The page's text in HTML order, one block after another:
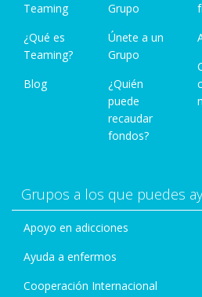
Teaming
¿Qué es
Teaming?
Blog
Grupo
Únete a un
Grupo
¿Quién
puede
recaudar
fondos?
Grupos a los que puedes
Apoyo en adicciones
Ayuda a enfermos
Cooperación Internacional